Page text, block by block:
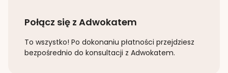
Połącz się z Adwokatem
To wszystko! Po dokonaniu płatności przejdziesz
bezpośrednio do konsultacji z Adwokatem.